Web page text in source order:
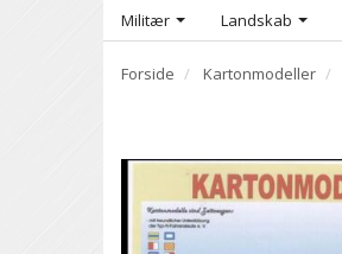
Militær
Landskab
Forside Kartonmodeller